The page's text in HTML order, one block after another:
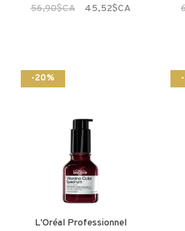
56,90$CA 45,52$CA
-20%
L'Oréal Professionnel